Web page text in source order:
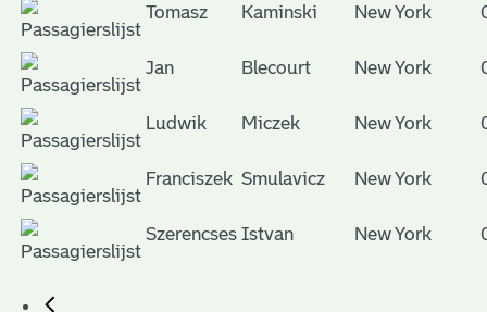
Tomasz Kaminski New York
Jan Blecourt New York
Ludwik Miczek New York
Franciszek Smulavicz New York
Szerencses Istvan New York